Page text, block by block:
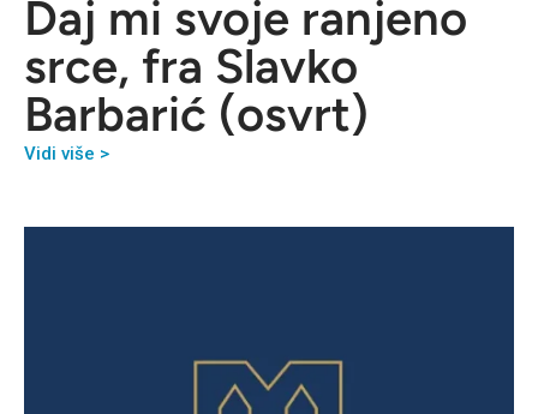
Daj mi svoje ranjeno
srce, fra Slavko
Barbarić (osvrt)
Vidi više >